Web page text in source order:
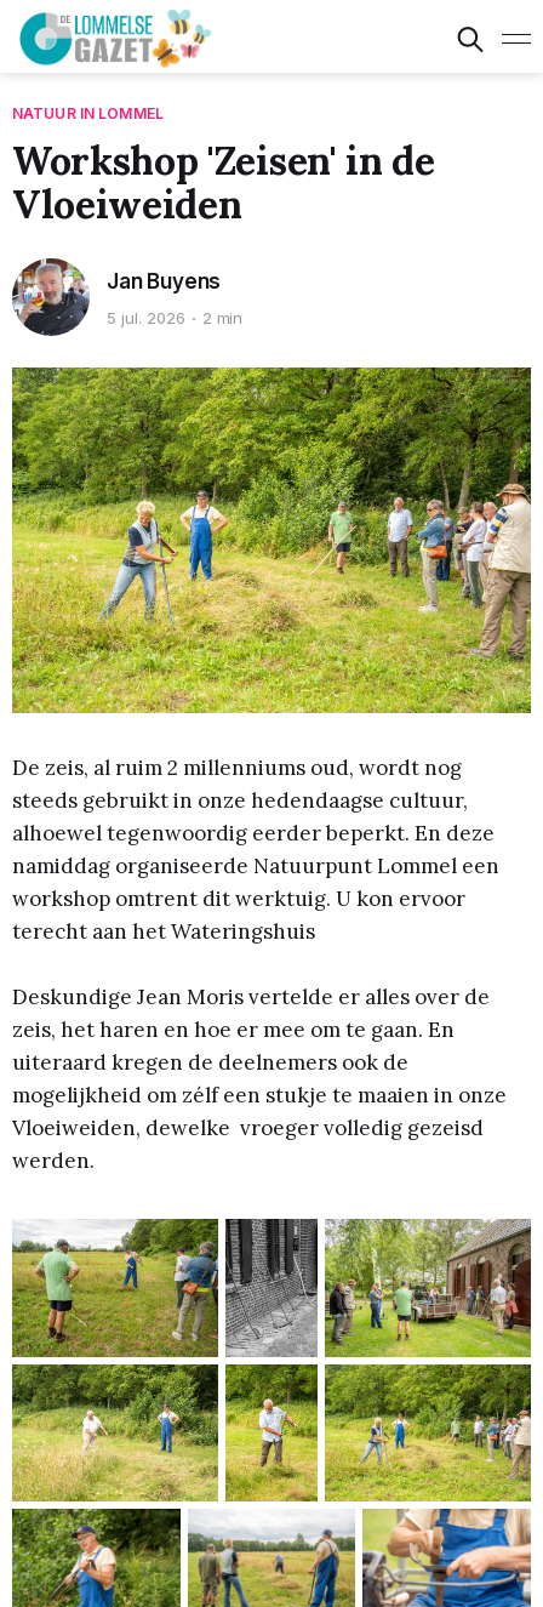
NATUUR IN LOMMEL
Workshop 'Zeisen' in de
Vloeiweiden
Jan Buyens
5 jul. 2026 2 min
De zeis, al ruim 2 millenniums oud, wordt nog
steeds gebruikt in onze hedendaagse cultuur,
alhoewel tegenwoordig eerder beperkt. En deze
namiddag organiseerde Natuurpunt Lommel een
workshop omtrent dit werktuig. U kon ervoor
terecht aan het Wateringshuis
Deskundige Jean Moris vertelde er alles over de
zeis, het haren en hoe er mee om te gaan. En
uiteraard kregen de deelnemers ook de
mogelijkheid om zélf een stukje te maaien in onze
Vloeiweiden, dewelke vroeger volledig gezeisd
werden.